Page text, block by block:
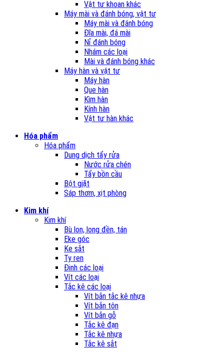
Vật tư khoan khác
Máy mài và đánh bóng, vật tư
Máy mài và đánh bóng
Đĩa mài, đá mài
Nỉ đánh bóng
Nhám các loại
Mài và đánh bóng khác
Máy hàn và vật tư
Máy hàn
Que hàn
Kìm hàn
Kính hàn
Vật tư hàn khác
Hóa phẩm
Hóa phẩm
Dung dịch tẩy rửa
Nước rửa chén
Tẩy bồn cầu
Bột giặt
Sáp thơm, xịt phòng
Kim khí
Kim khí
Bù lon, long đền, tán
Eke góc
Ke sắt
Ty ren
Đinh các loại
Vít các loại
Tắc kê các loại
Vít bắn tắc kê nhựa
Vít bắn tôn
Vít bắn gỗ
Tắc kê đạn
Tắc kê nhựa
Tắc kê sắt